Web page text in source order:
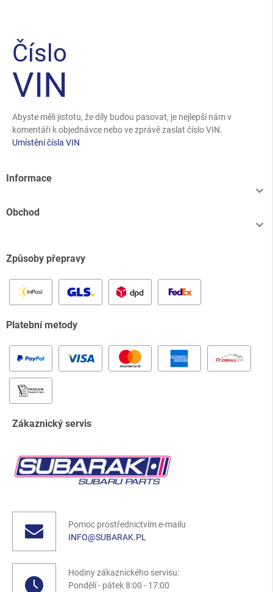
Číslo
VIN
Abyste měli jistotu, že díly budou pasovat, je nejlepší nám v
komentáři k objednávce nebo ve zprávě zaslat číslo VIN.
Umístění čísla VIN
Informace

Obchod

Způsoby přepravy
Platební metody
Zákaznický servis
Pomoc prostřednictvím e-mailu
INFO@SUBARAK.PL
Hodiny zákaznického servisu:
Pondělí - pátek 8:00 - 17:00